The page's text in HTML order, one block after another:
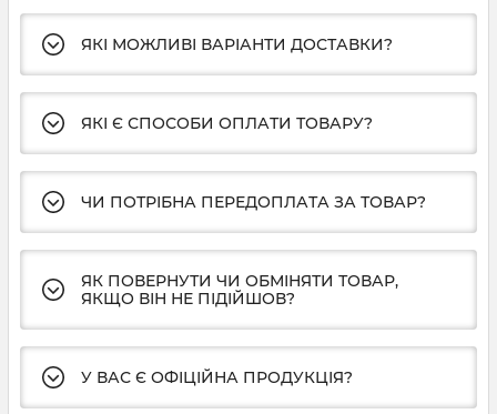
ЯКІ МОЖЛИВІ ВАРІАНТИ ДОСТАВКИ?
ЯКІ Є СПОСОБИ ОПЛАТИ ТОВАРУ?
ЧИ ПОТРІБНА ПЕРЕДОПЛАТА ЗА ТОВАР?
ЯК ПОВЕРНУТИ ЧИ ОБМІНЯТИ ТОВАР,
ЯКЩО ВІН НЕ ПІДІЙШОВ?
У ВАС Є ОФІЦІЙНА ПРОДУКЦІЯ?